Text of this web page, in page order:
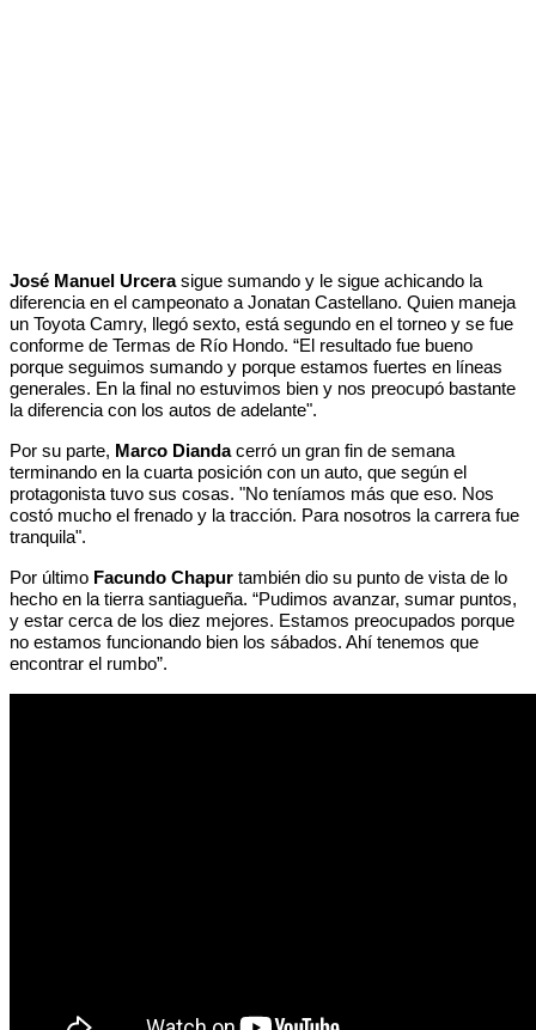
José Manuel Urcerasigue sumando y le sigue achicando la
diferencia en el campeonato a Jonatan Castellano. Quien maneja
un Toyota Camry, llegó sexto, está segundo en el torneo y se fue
conforme de Termas de Río Hondo. “El resultado fue bueno
porque seguimos sumando y porque estamos fuertes en líneas
generales. En la final no estuvimos bien y nos preocupó bastante
la diferencia con los autos de adelante".
Por su parte, Marco Diandacerró un gran fin de semana
terminando en la cuarta posición con un auto, que según el
protagonista tuvo sus cosas. "No teníamos más que eso. Nos
costó mucho el frenado y la tracción. Para nosotros la carrera fue
tranquila".
Por último Facundo Chapur también dio su punto de vista de lo
hecho en la tierra santiagueña. “Pudimos avanzar, sumar puntos,
y estar cerca de los diez mejores. Estamos preocupados porque
no estamos funcionando bien los sábados. Ahí tenemos que
encontrar el rumbo”.